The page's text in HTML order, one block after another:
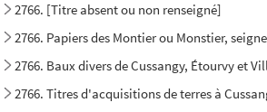
2766. [Titre absent ou non renseigné]
2766. Papiers des Montier ou Monstier,
2766. Baux divers de Cussangy, Étourvy et
2766. Titres d'acquisitions de terres à